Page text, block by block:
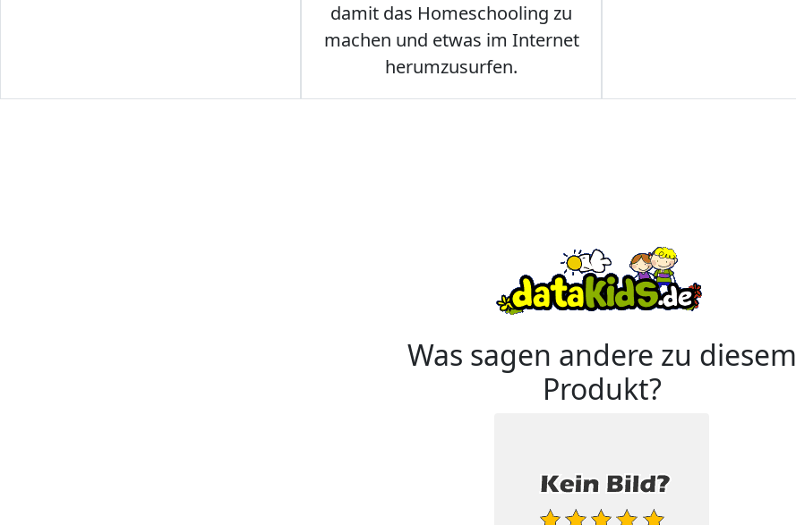
damit das Homeschooling zu
machen und etwas im Internet
herumzusurfen.
Was sagen andere zu diesem
Produkt?